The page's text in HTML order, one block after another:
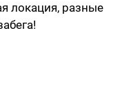
локация, разные